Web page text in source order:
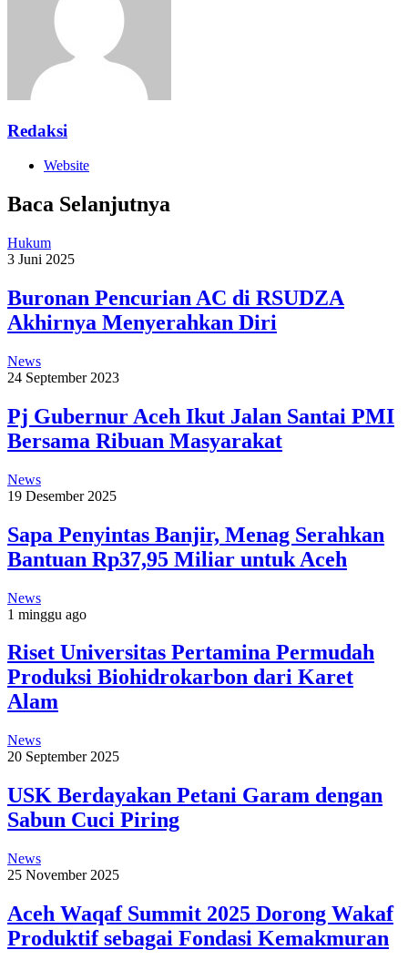
Redaksi
Website
Baca Selanjutnya
Hukum
3 Juni 2025
Buronan Pencurian AC di RSUDZA
Akhirnya Menyerahkan Diri
News
24 September 2023
Pj Gubernur Aceh Ikut Jalan Santai PMI
Bersama Ribuan Masyarakat
News
19 Desember 2025
Sapa Penyintas Banjir, Menag Serahkan
Bantuan Rp37,95 Miliar untuk Aceh
News
1 minggu ago
Riset Universitas Pertamina Permudah
Produksi Biohidrokarbon dari Karet
Alam
News
20 September 2025
USK Berdayakan Petani Garam dengan
Sabun Cuci Piring
News
25 November 2025
Aceh Waqaf Summit 2025 Dorong Wakaf
Produktif sebagai Fondasi Kemakmuran